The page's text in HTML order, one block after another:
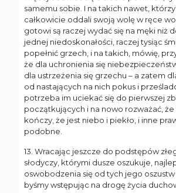
samemu sobie. I na takich nawet,
całkowicie oddali swoją wolę w ręce
gotowi są raczej wydać się na męki niż
jednej niedoskonałości, raczej tysiąc
popełnić grzech, i na takich, mówię,
że dla uchronienia się
dla ustrzeżenia się grzechu – a zatem
od nastających na nich pokus i
potrzeba im uciekać się do pierwszej
początkujących i na nowo rozważać, że
kończy, że jest niebo i piekło, i inne
podobne.
13. Wracając jeszcze do podstępów
słodyczy, którymi dusze oszukuje,
oswobodzenia się od tych jego oszustw
byśmy wstępując na drogę życia